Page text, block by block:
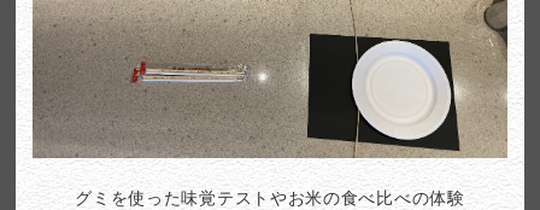
グミを使った味覚テストやお米の食べ比べの体験